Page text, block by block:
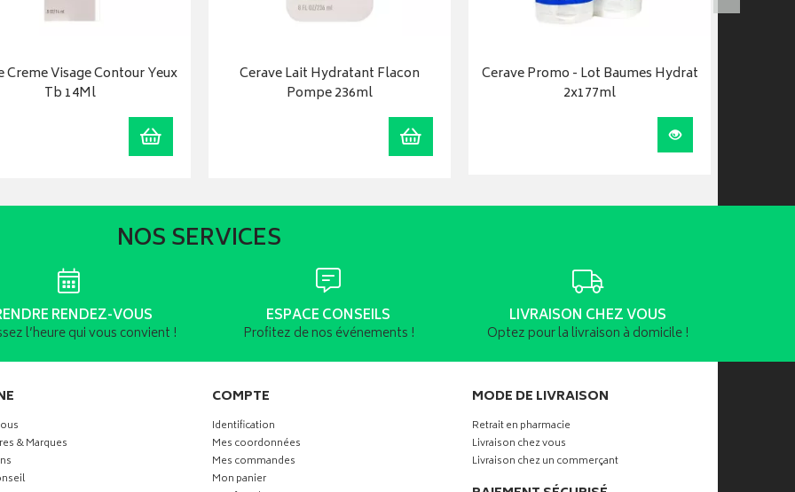
Creme Visage Contour Yeux
Tb 14Ml
Ajouter au panier
Cerave Lait Hydratant Flacon
Pompe 236ml
Ajouter au panier
Cerave Promo - Lot Baumes Hydrat
2x177ml
Visualiser
NOS SERVICES
RENDEZ-VOUS
l’heure qui vous convient !
ESPACE CONSEILS
Profitez de nos événements !
LIVRAISON CHEZ VOUS
Optez pour la livraison à domicile !
& Marques
COMPTE
Identification
Mes coordonnées
Mes commandes
Mon panier
MODE DE LIVRAISON
Retrait en pharmacie
Livraison chez vous
Livraison chez un commerçant